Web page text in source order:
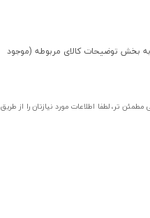
بخش توضیحات کالای مربوطه (موجود
تر، لطفا اطلاعات مورد نیازتان را از طریق